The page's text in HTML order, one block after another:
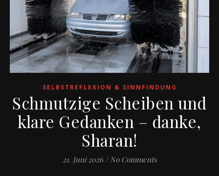
SELBSTREFLEXION & SINNFINDUNG
Schmutzige Scheiben und
klare Gedanken – danke,
Sharan!
21. Juni 2026 / No Comments